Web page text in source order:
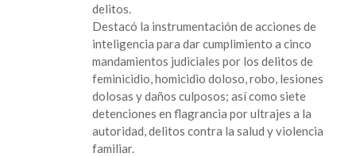
delitos.
Destacó la instrumentación de acciones de
inteligencia para dar cumplimiento a cinco
mandamientos judiciales por los delitos de
feminicidio, homicidio doloso, robo, lesiones
dolosas y daños culposos; así como siete
detenciones en flagrancia por ultrajes a la
autoridad, delitos contra la salud y violencia
familiar.